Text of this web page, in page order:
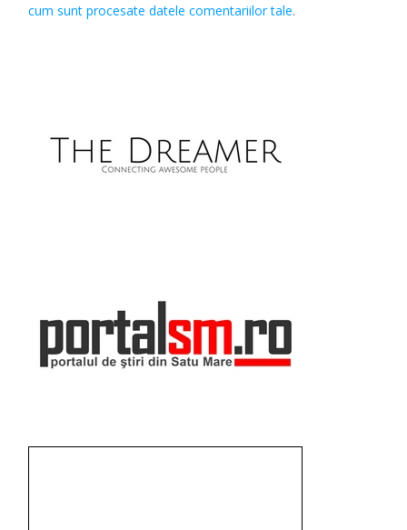
cum sunt procesate datele comentariilor tale.